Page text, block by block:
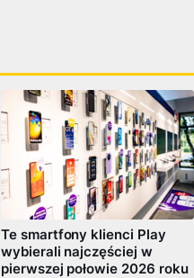
Te smartfony klienci Play
wybierali najczęściej w
pierwszej połowie 2026 roku